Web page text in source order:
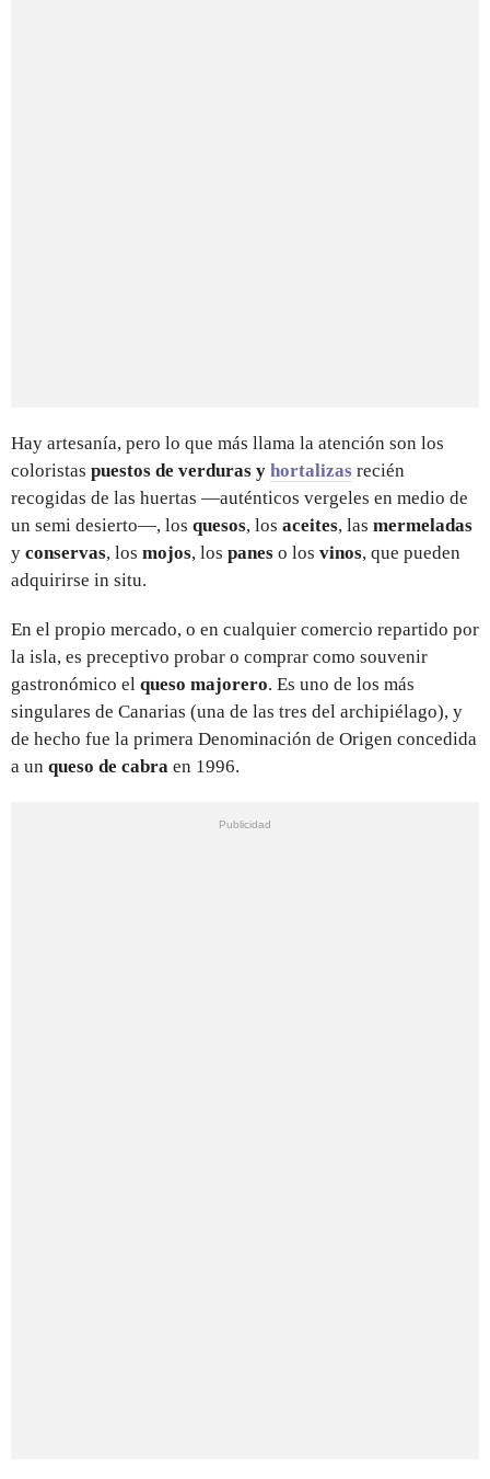
Hay artesanía, pero lo que más llama la atención son los
coloristas puestos de verduras y hortalizas recién
recogidas de las huertas —auténticos vergeles en medio de
un semi desierto—, los quesos, los aceites, las mermeladas
y conservas, los mojos, los panes o los vinos, que pueden
adquirirse in situ.
En el propio mercado, o en cualquier comercio repartido por
la isla, es preceptivo probar o comprar como souvenir
gastronómico el queso majorero. Es uno de los más
singulares de Canarias (una de las tres del archipiélago), y
de hecho fue la primera Denominación de Origen concedida
a un queso de cabra en 1996.